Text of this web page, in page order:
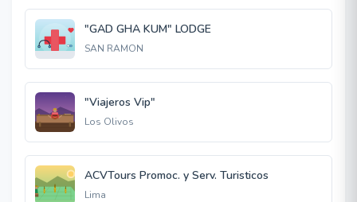
"GAD GHA KUM" LODGE
SAN RAMON
"Viajeros Vip"
Los Olivos
ACVTours Promoc. y Serv. Turisticos
Lima